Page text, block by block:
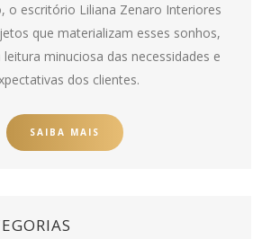
o escritório Liliana Zenaro Interiores
que materializam esses sonhos,
minuciosa das necessidades e
dos clientes.
SAIBA MAIS